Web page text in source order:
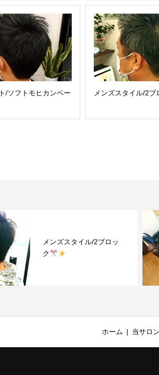
/ソフトモヒカンベー
メンズスタイル/2ブ
メンズスタイル/2ブロッ
ク
ホーム 当サロ